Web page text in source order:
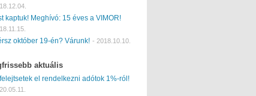
kaptuk! Meghívó: 15 éves a VIMOR!
október 19-én? Várunk! - 2018.10.10.
aktuális
el rendelkezni adótok 1%-ról!